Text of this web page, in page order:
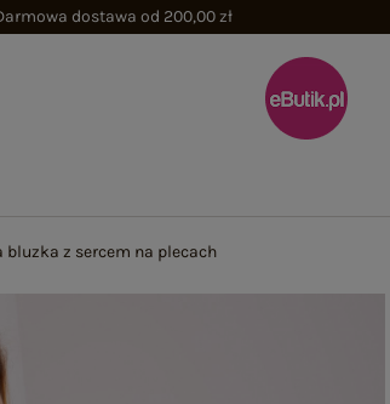
dostawa od 200,00 zł
bluzka z sercem na plecach